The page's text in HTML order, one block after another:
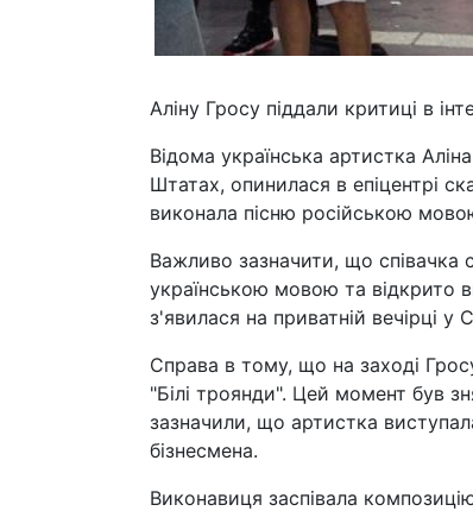
Аліну Гросу піддали критиці в
Відома українська артистка
Штатах, опинилася в епіцентрі
виконала пісню російською
Важливо зазначити, що співачка
українською мовою та
з'явилася на приватній вечірці
Справа в тому, що на заході
"Білі троянди". Цей момент був
зазначили, що артистка
бізнесмена.
Виконавиця заспівала